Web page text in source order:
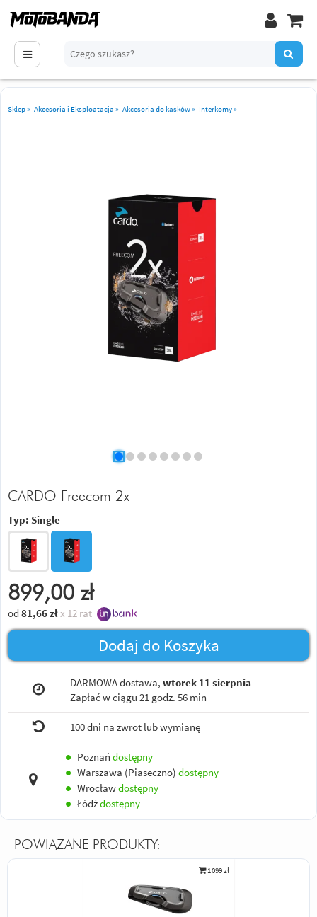
Sklep» Akcesoria i Eksploatacja » Akcesoria do kasków» Interkomy»
CARDO Freecom 2x
Typ: Single
899,00 zł
od 81,66 zł x 12 rat
Dodaj do Koszyka
DARMOWA dostawa, wtorek 11 sierpnia
Zapłać w ciągu 21 godz. 56 min
100 dni na zwrot lub wymianę
● Poznań dostępny
● Warszawa (Piaseczno) dostępny
● Wrocławdostępny
● Łódźdostępny
POWIĄZANE PRODUKTY:
1 099 zł